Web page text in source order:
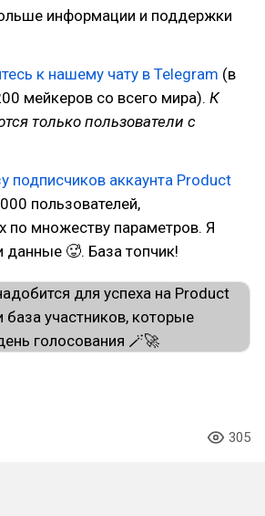
информации и поддержки
к нашему чату в Telegram (в
мейкеров со всего мира). К
только пользователи с
подписчиков аккаунта Product
пользователей,
по множеству параметров. Я
данные 🥵. База топчик!
305